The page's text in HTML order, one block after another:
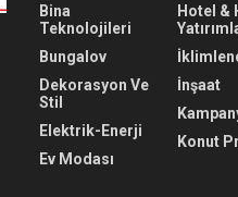
Bina
Teknolojileri
Bungalov
Dekorasyon Ve
Stil
Elektrik-Enerji
Ev Modası
Hotel &
İnşaat
Konut